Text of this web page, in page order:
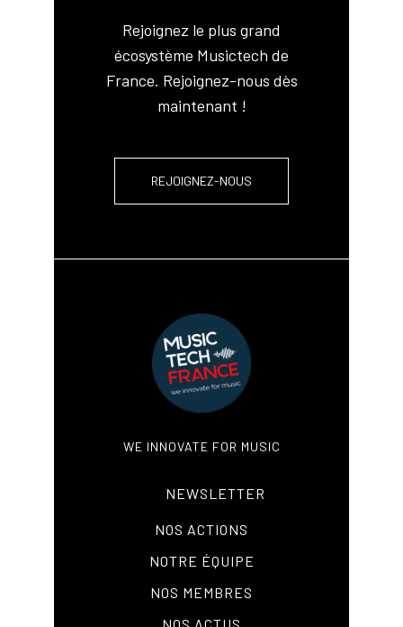
Rejoignez le plus grand
écosystème Musictech de
France. Rejoignez-nous dès
maintenant !
REJOIGNEZ-NOUS
WE INNOVATE FOR MUSIC
NEWSLETTER
NOS ACTIONS
NOTRE ÉQUIPE
NOS MEMBRES